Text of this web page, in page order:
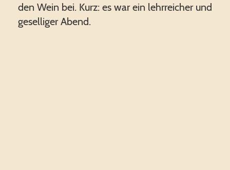
den Wein bei. Kurz: es war ein lehrreicher und
geselliger Abend.